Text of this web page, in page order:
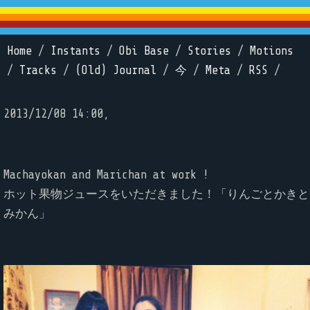
Home / Instants / Obi Base / Stories /
Motions
/ Tracks / (Old) Journal / 今 / Meta / RSS /
2013/12/08 14:00,
Machayokan and Marichan at work !
ホット果物ジュースをいただきました！「りんごとかきと
みかん」